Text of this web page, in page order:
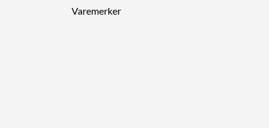
Varemerker